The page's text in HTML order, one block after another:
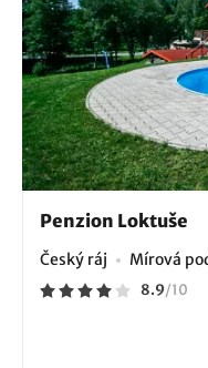
Penzion Loktuše
Český ráj Mírová
8.9/10